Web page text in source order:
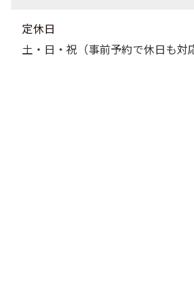
定休日
土・日・祝（事前予約で休日も対